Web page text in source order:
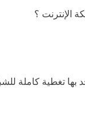
الإنترنت ؟
بها تغطية كاملة